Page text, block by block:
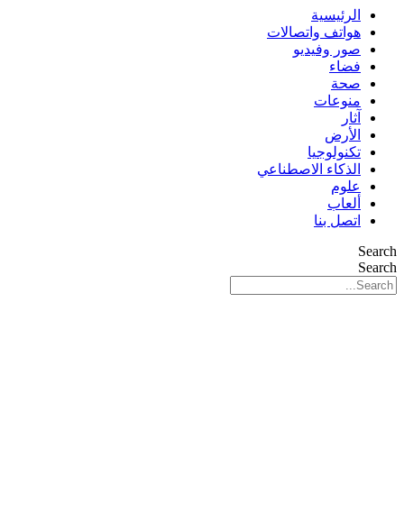
الرئيسية
هواتف واتصالات
صور وفيديو
فضاء
صحة
منوعات
آثار
الأرض
تكنولوجيا
الذكاء الاصطناعي
علوم
ألعاب
اتصل بنا
Search
Search